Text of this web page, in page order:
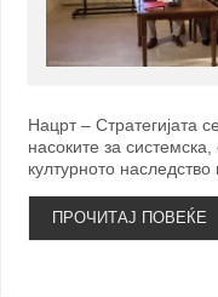
Нацрт – Стратегијата
насоките за
културното
ПРОЧИТАЈ ПОВЕЌЕ